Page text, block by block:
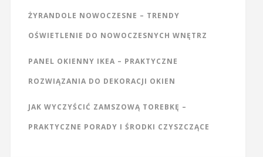
ŻYRANDOLE NOWOCZESNE – TRENDY
OŚWIETLENIE DO NOWOCZESNYCH WNĘTRZ
PANEL OKIENNY IKEA – PRAKTYCZNE
ROZWIĄZANIA DO DEKORACJI OKIEN
JAK WYCZYŚCIĆ ZAMSZOWĄ TOREBKĘ –
PRAKTYCZNE PORADY I ŚRODKI CZYSZCZĄCE